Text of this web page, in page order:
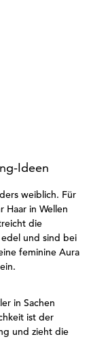
Ideen
weiblich. Für
Haar in Wellen
die
und sind bei
feminine Aura
in Sachen
ist der
und zieht die